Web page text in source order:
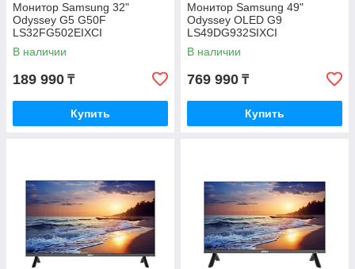
Монитор Samsung 32"
Odyssey G5 G50F
LS32FG502EIXCI
В наличии
189 990 ₸
Купить
Монитор Samsung 49"
Odyssey OLED G9
LS49DG932SIXCI
В наличии
769 990 ₸
Купить